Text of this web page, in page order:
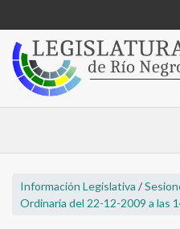
Información Legislativa /
Ordinaria del 22-12-2009 a las